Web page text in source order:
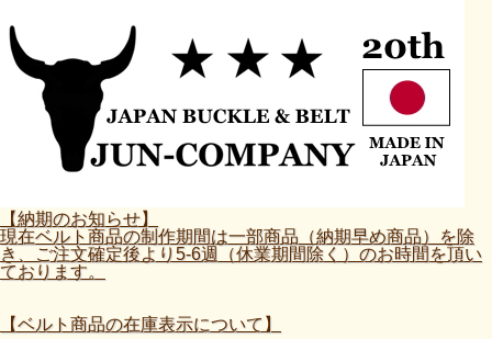
【納期のお知らせ】
現在ベルト商品の制作期間は一部商品（納期早め商品）を除
き、ご注文確定後より5-6週（休業期間除く）のお時間を頂い
ております。
【ベルト商品の在庫表示について】